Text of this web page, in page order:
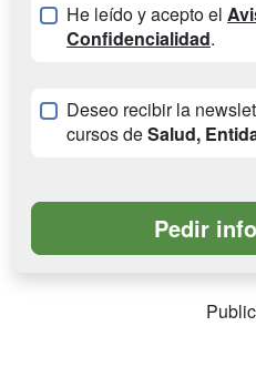
He leído y acepto el
Confidencialidad.
Deseo recibir la
cursos deSalud,